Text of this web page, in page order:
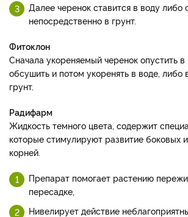
Далее черенок ставится в воду либо
непосредственно в грунт.
Фитоклон
Сначала укореняемый черенок опустить в
обсушить и потом укоренять в воде, либо
грунт.
Радифарм
Жидкость темного цвета, содержит
которые стимулируют развитие боковых
корней.
Препарат помогает растению
пересадке,
Нивелирует действие